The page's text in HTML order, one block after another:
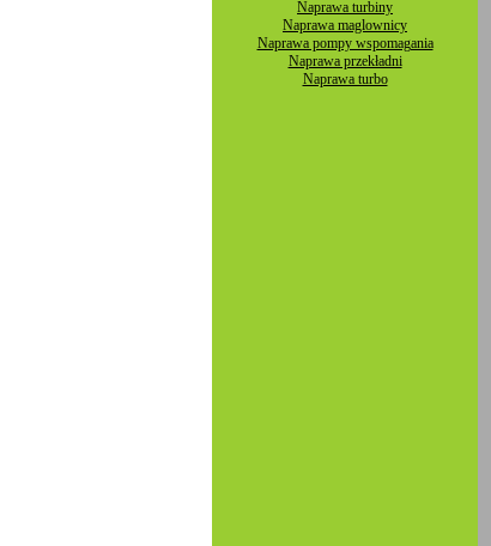
Naprawa turbiny
Naprawa maglownicy
Naprawa pompy wspomagania
Naprawa przekładni
Naprawa turbo